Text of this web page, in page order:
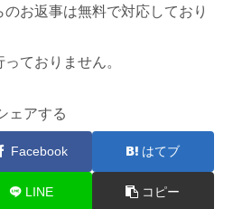
お返事は無料で対応しており
ておりません。
ェアする
Facebook はてブ
LINE コピー